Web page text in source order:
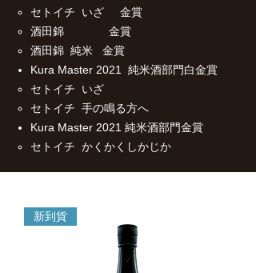
セトイチ いざ 金賞
酒田錦 金賞
酒田錦 純米 金賞
Kura Master 2021 純米酒部門白金賞
セトイチ いざ
セトイチ 手の鳴る方へ
Kura Master 2021 純米酒部門金賞
セトイチ かくかくしかじか
新到貨